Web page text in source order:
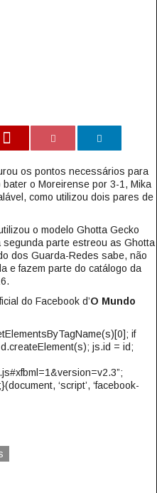
os pontos necessários para
o Moreirense por 3-1, Mika
como utilizou dois pares de
o modelo Ghotta Gecko
segunda parte estreou as Ghotta
dos Guarda-Redes sabe, não
e fazem parte do catálogo da
do Facebook d’O Mundo
if
js.id = id;
‘script’, ‘facebook-